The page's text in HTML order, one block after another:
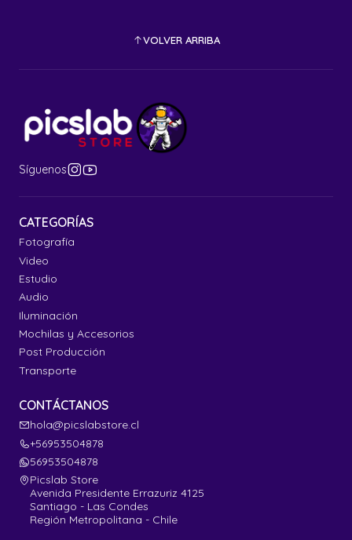
VOLVER ARRIBA
Síguenos
CATEGORÍAS
Fotografía
Video
Estudio
Audio
Iluminación
Mochilas y Accesorios
Post Producción
Transporte
CONTÁCTANOS
hola@picslabstore.cl
+56953504878
56953504878
Picslab Store
Avenida Presidente Errazuriz 4125
Santiago - Las Condes
Región Metropolitana - Chile